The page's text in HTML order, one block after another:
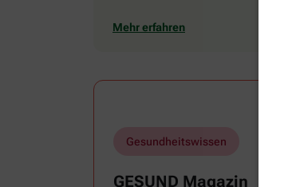
Mehr erfahren
Gesundheitswissen
GESUND Magazin